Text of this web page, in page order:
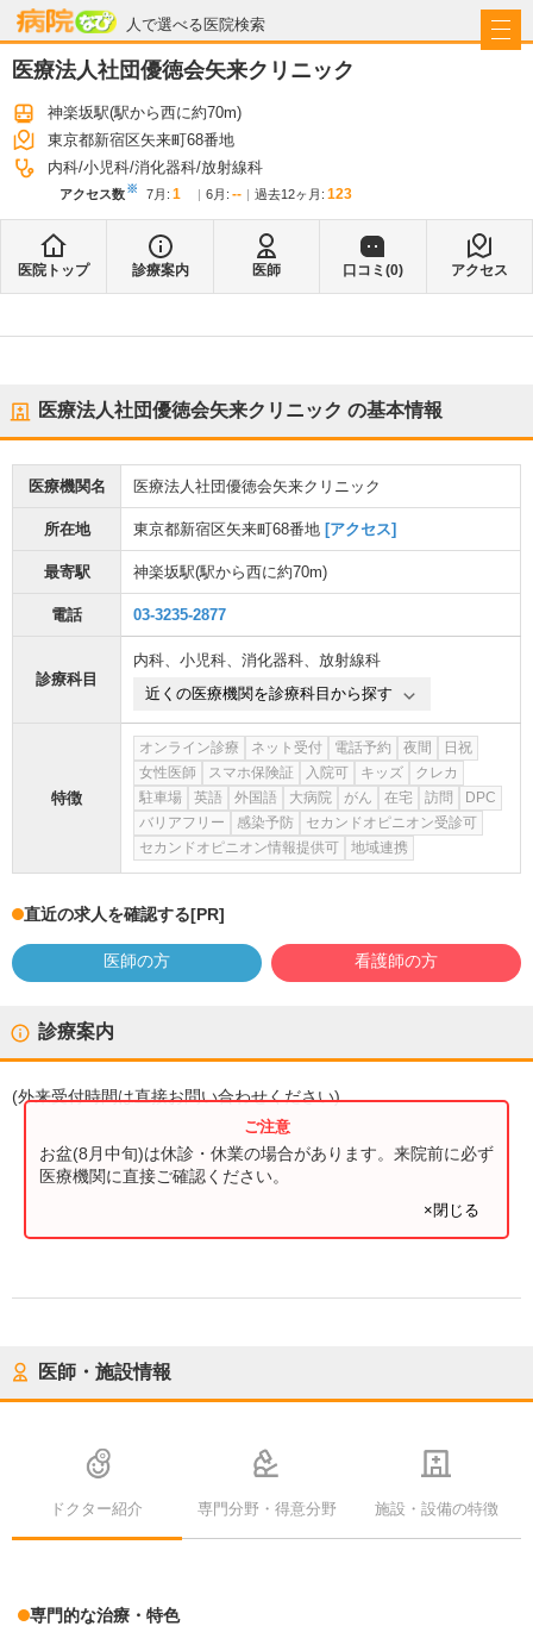
人で選べる医院検索
病院なび
医療法人社団優徳会矢来クリニック
神楽坂駅(駅から西に約70m)
東京都新宿区矢来町68番地
内科 小児科 消化器科 放射線科
アクセス数※ 7月 : 1 6月 : -- 過去12ヶ月: 123
医院トップ 診療案内 医師 口コミ(0) アクセス
医療法人社団優徳会矢来クリニック の基本情報
医療機関名 医療法人社団優徳会矢来クリニック
所在地 東京都新宿区矢来町68番地 [アクセス]
最寄駅 神楽坂駅(駅から西に約70m)
電話 03-3235-2877
診療科目
内科、 小児科、 消化器科、 放射線科
近くの医療機関を診療科目から探す
特徴
オンライン診療 ネット受付 電話予約 夜間
日祝
女性医師
スマホ保険証 入院可 キッズ
クレカ
駐車場
英語 外国語 大病院 がん 在宅 訪問
DPC
バリアフリー
感染予防
セカンドオピニオン受診可
セカンドオピニオン情報提供可
地域連携
直近の求人を確認する[PR]
医師の方 看護師の方
診療案内
(外来受付時間は直接お問い合わせください)
お盆(8月中旬)は休診・休業の場合があります。来院前に必ず
医療機関に直接ご確認ください。
×閉じる
医師・施設情報
ドクター紹介 専門分野・得意分野 施設・設備の特徴
専門的な治療・特色